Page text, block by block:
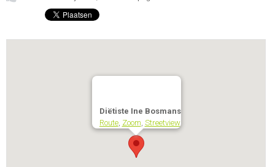
Diëtiste Ine Bosmans
Route, Zoom, Streetview